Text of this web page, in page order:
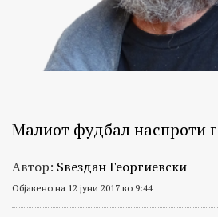
Малиот фудбал наспроти
Автор: Ѕвездан Георгиевски
Објавено на 12 јуни 2017 во 9:44